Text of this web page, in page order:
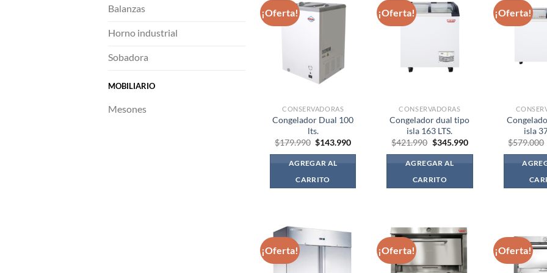
Balanzas
Horno industrial
Sobadora
MOBILIARIO
Mesones
¡Oferta!
CONSERVADORAS
Congelador Dual 100
lts.
$179.990 El
original
era:
$179.990.
$143.990El
AGREGAR AL
CARRITO
¡Oferta!
CONSERVADORAS
Congelador dual tipo
isla 163 LTS.
$421.990 El
original
era:
$421.990.
$345.990El
AGREGAR AL
CARRITO
¡Oferta!
isla
$579.000
¡Oferta! ¡Oferta! ¡Oferta!